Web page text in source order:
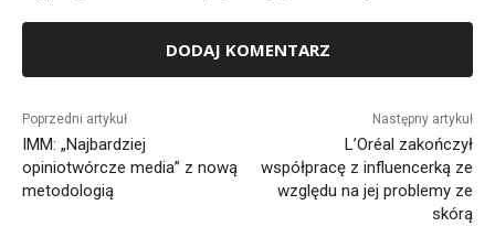
Poprzedni artykuł
IMM: „Najbardziej
opiniotwórcze media” z nową
metodologią
Następny artykuł
L’Oréal zakończył
współpracę z influencerką ze
względu na jej problemy ze
skórą